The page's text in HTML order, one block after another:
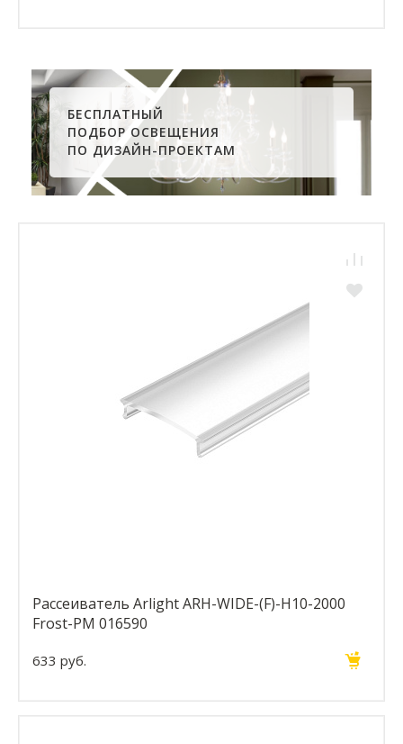
БЕСПЛАТНЫЙ
ПОДБОР ОСВЕЩЕНИЯ
ПО ДИЗАЙН-ПРОЕКТАМ
Рассеиватель Arlight ARH-WIDE-(F)-H10-2000
Frost-PM 016590
633 руб.